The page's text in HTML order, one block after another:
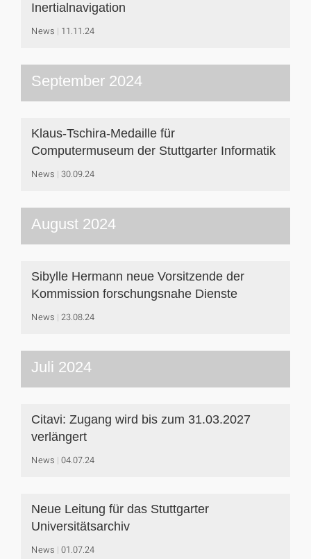
Inertialnavigation
News 11.11.24
September 2024
Klaus-Tschira-Medaille für
Computermuseum der Stuttgarter Informatik
News 30.09.24
August 2024
Sibylle Hermann neue Vorsitzende der
Kommission forschungsnahe Dienste
News 23.08.24
Juli 2024
Citavi: Zugang wird bis zum 31.03.2027
verlängert
News 04.07.24
Neue Leitung für das Stuttgarter
Universitätsarchiv
News 01.07.24